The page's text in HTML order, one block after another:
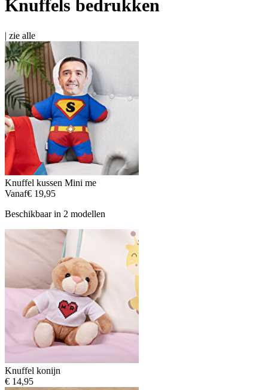
Knuffels bedrukken
| zie alle
Knuffel kussen Mini me
Vanaf€ 19,95
Beschikbaar in 2 modellen
Knuffel konijn
€ 14,95